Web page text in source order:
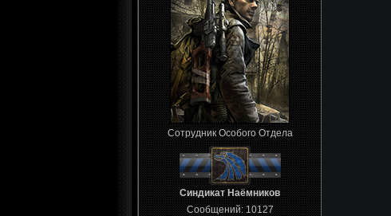
Сотрудник Особого Отдела
Синдикат Наёмников
Сообщений: 10127